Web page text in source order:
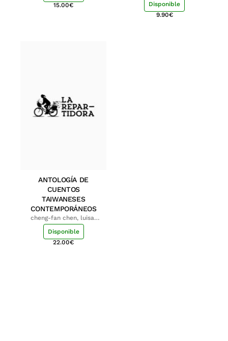
15.00€
Disponible
9.90€
ANTOLOGÍA DE
CUENTOS
TAIWANESES
CONTEMPORÁNEOS
cheng-fan chen, luisa;
shu-ying chang, luisa
Disponible
22.00€